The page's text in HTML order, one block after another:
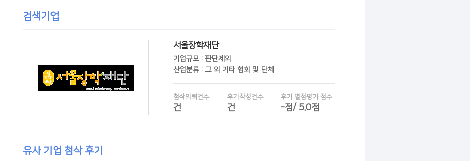
검색기업
서울장학재단
기업규모 : 판단제외
산업분류 : 그 외 기타 협회 및 단체
첨삭의뢰건수
건
후기작성건수
건
후기 별점평가 점수
-점/ 5.0점
유사 기업 첨삭 후기